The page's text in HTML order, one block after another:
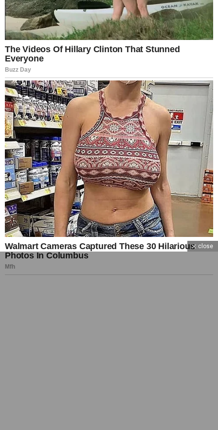
close